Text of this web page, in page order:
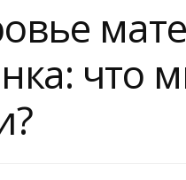
что